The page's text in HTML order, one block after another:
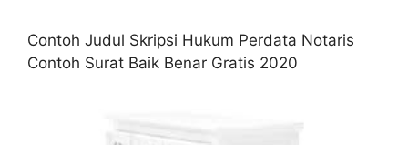
Contoh Judul Skripsi Hukum Perdata Notaris
Contoh Surat Baik Benar Gratis 2020